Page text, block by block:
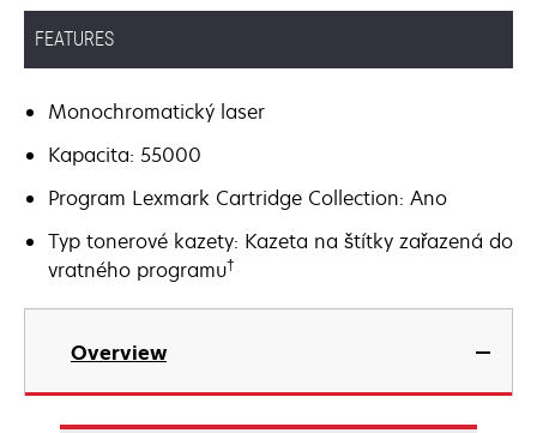
FEATURES
Monochromatický laser
Kapacita: 55000
Program Lexmark Cartridge Collection: Ano
Typ tonerové kazety: Kazeta na štítky zařazená do
vratného programu†
Overview